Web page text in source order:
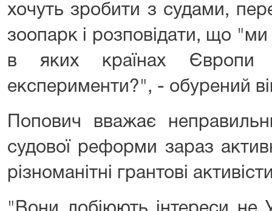
хочуть зробити з судами,
зоопарк і розповідати, що
в яких країнах Європи
експерименти?", - обурений
Попович вважає
судової реформи зараз
різноманітні грантові